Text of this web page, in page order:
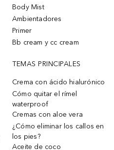
Body Mist
Ambientadores
Primer
Bb cream y cc cream
TEMAS PRINCIPALES
Crema con ácido hialurónico
Cómo quitar el rímel
waterproof
Cremas con aloe vera
¿Cómo eliminar los callos en
los pies?
Aceite de coco